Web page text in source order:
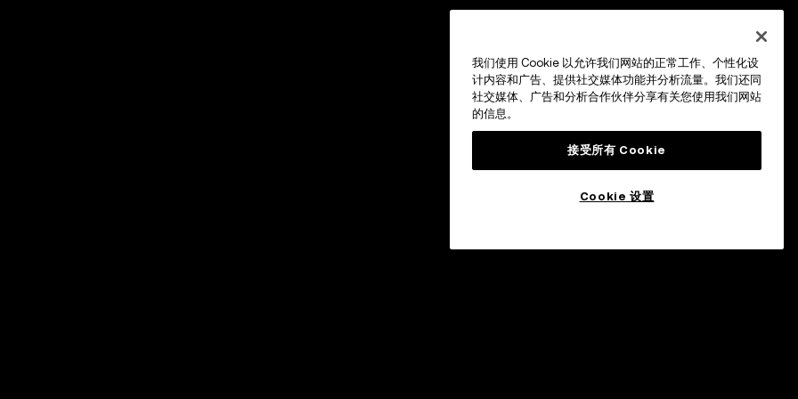
我们使用 Cookie 以允许我们网站的正常工作、个性化设
计内容和广告、提供社交媒体功能并分析流量。我们还同
社交媒体、广告和分析合作伙伴分享有关您使用我们网站
的信息。
接受所有 Cookie
Cookie 设置